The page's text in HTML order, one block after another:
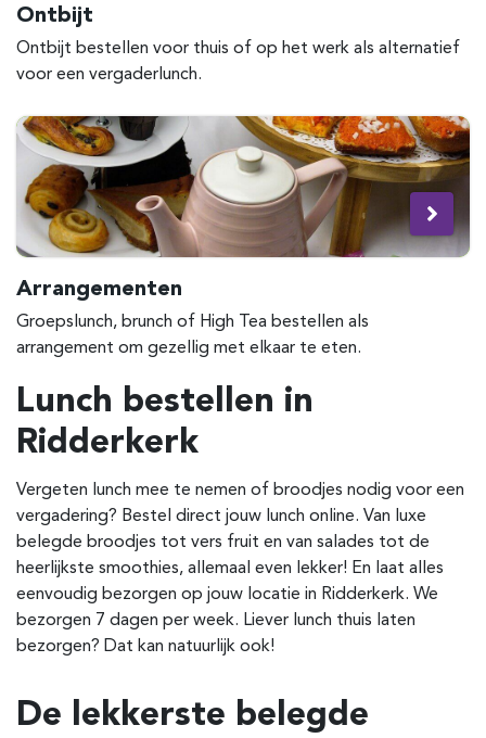
Ontbijt
Ontbijt bestellen voor thuis of op het werk als alternatief
voor een vergaderlunch.
Arrangementen
Groepslunch, brunch of High Tea bestellen als
arrangement om gezellig met elkaar te eten.
Lunch bestellen in
Ridderkerk
Vergeten lunch mee te nemen of broodjes nodig voor een
vergadering? Bestel direct jouw lunch online. Van luxe
belegde broodjes tot vers fruit en van salades tot de
heerlijkste smoothies, allemaal even lekker! En laat alles
eenvoudig bezorgen op jouw locatie in Ridderkerk. We
bezorgen 7 dagen per week. Liever lunch thuis laten
bezorgen? Dat kan natuurlijk ook!
De lekkerste belegde